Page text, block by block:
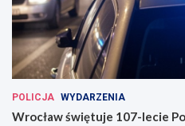
POLICJA WYDARZENIA
Wrocław świętuje 107-lecie